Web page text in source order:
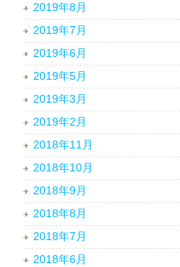
2019年8月
2019年7月
2019年6月
2019年5月
2019年3月
2019年2月
2018年11月
2018年10月
2018年9月
2018年8月
2018年7月
2018年6月